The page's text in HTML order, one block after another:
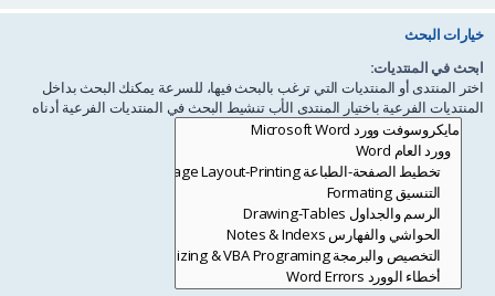
خيارات البحث
ابحث في المنتديات:
اختر المنتدى أو المنتديات التي ترغب بالبحث فيها، للسرعة يمكنك البحث بداخل
المنتديات الفرعية باختيار المنتدى الأب تنشيط البحث في المنتديات الفرعية أدناه